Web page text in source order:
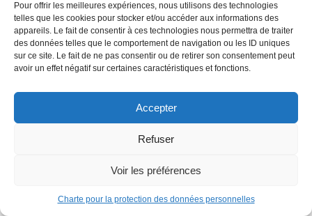
Pour offrir les meilleures expériences, nous utilisons des technologies
telles que les cookies pour stocker et/ou accéder aux informations des
appareils. Le fait de consentir à ces technologies nous permettra de traiter
des données telles que le comportement de navigation ou les ID uniques
sur ce site. Le fait de ne pas consentir ou de retirer son consentement peut
avoir un effet négatif sur certaines caractéristiques et fonctions.
Accepter
Refuser
Voir les préférences
Charte pour la protection des données personnelles
Batman Un Long Halloween
Quelques mois après sa première victoire contre l’empire du
crime qui phagocyte. La cité de Gotham, le vigilant Batman
enquête sur une série de meurtres perpétrés uniquement
lors des fêtes. Travaillant en parallèle avec le jeune
procureur Harvey Dent et le Lieutenant James Gordons, le
morbide qui égrène chaque mois une victime
supplémentaire. Une quête dont la conclusion pourrait bien